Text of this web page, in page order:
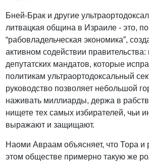
Бней-Брак и другие
литвацкая община в Израиле - это,
“рабовладельческая экономика”,
активном содействии
депутатских мандатов, которые
политикам ультраортодоксальный
руководство позволяет небольшой
наживать миллиарды, держа в
нищете тех самых избирателей, чьи
выражают и защищают.
Наоми Авраам объясняет, что Тора и
этом обществе примерно такую же